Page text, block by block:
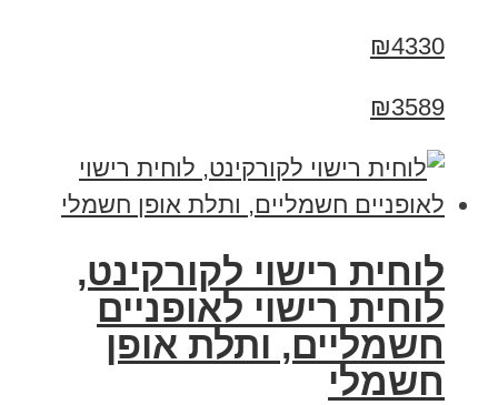
₪4330
₪3589
לוחית רישוי לקורקינט,
לוחית רישוי לאופניים
חשמליים, ותלת אופן
חשמלי